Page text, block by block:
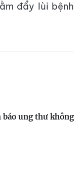
đẩy lùi bệnh
báo ung thư không